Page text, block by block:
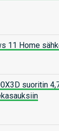
11 Home
suoritin